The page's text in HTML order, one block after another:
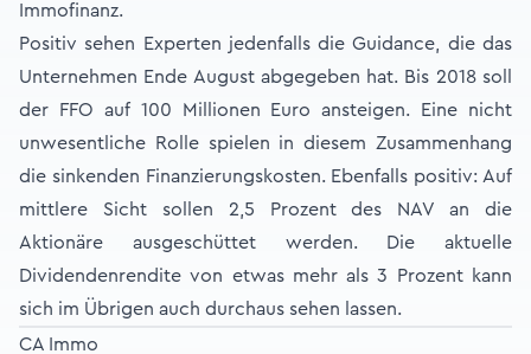
Immofinanz.
Positiv sehen Experten jedenfalls die Guidance, die das
Unternehmen Ende August abgegeben hat. Bis 2018 soll
der FFO auf 100 Millionen Euro ansteigen. Eine nicht
unwesentliche Rolle spielen in diesem Zusammenhang
die sinkenden Finanzierungskosten. Ebenfalls positiv: Auf
mittlere Sicht sollen 2,5 Prozent des NAV an die
Aktionäre ausgeschüttet werden. Die aktuelle
Dividendenrendite von etwas mehr als 3 Prozent kann
sich im Übrigen auch durchaus sehen lassen.
CA Immo